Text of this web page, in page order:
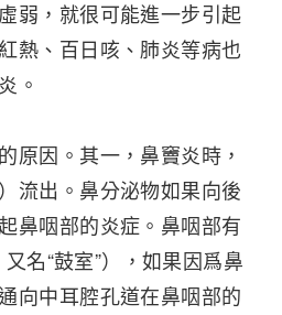
弱，就很可能進一步引起
熱、百日咳、肺炎等病也
。
原因。其一，鼻竇炎時，
流出。鼻分泌物如果向後
鼻咽部的炎症。鼻咽部有
名“鼓室”），如果因爲鼻
向中耳腔孔道在鼻咽部的